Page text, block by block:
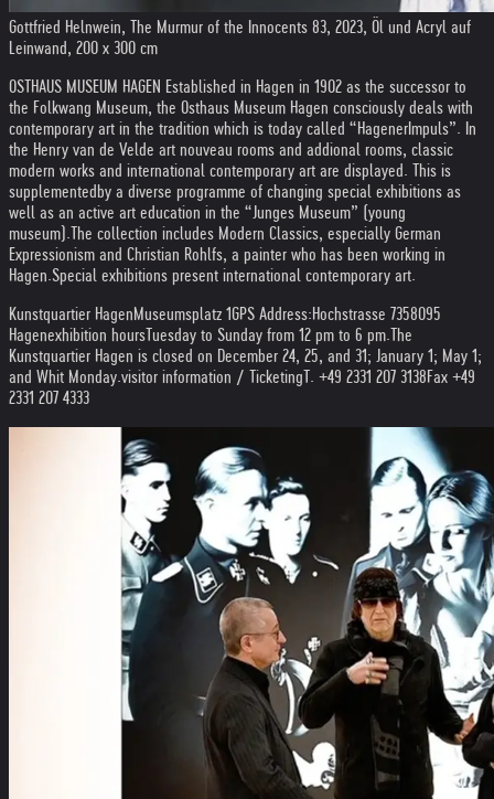
Gottfried Helnwein, The Murmur of the Innocents 83, 2023, Öl und Acryl auf
Leinwand, 200 x 300 cm
OSTHAUS MUSEUM HAGEN Established in Hagen in 1902 as the successor to
the Folkwang Museum, the Osthaus Museum Hagen consciously deals with
contemporary art in the tradition which is today called “HagenerImpuls”. In
the Henry van de Velde art nouveau rooms and addional rooms, classic
modern works and international contemporary art are displayed. This is
supplemented by a diverse programme of changing special exhibitions as
well as an active art education in the “Junges Museum” (young
museum). The collection includes Modern Classics, especially German
Expressionism and Christian Rohlfs, a painter who has been working in
Hagen.Special exhibitions present international contemporary art.
Kunstquartier HagenMuseumsplatz 1GPS Address:Hochstrasse 7358095
Hagenexhibition hours Tuesday to Sunday from 12 pm to 6 pm. The
Kunstquartier Hagen is closed on December 24, 25, and 31; January 1; May 1;
and Whit Monday.visitor information / Ticketing T. +49 2331 207 3138Fax +49
2331 207 4333